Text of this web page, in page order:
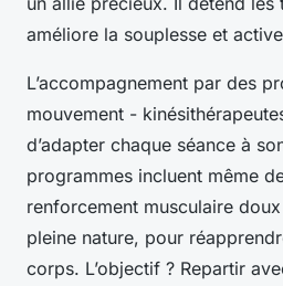
améliore la souplesse et
L’accompagnement par des
mouvement -
d’adapter chaque séance à
programmes incluent même
renforcement musculaire
pleine nature, pour
corps. L’objectif ? Repartir